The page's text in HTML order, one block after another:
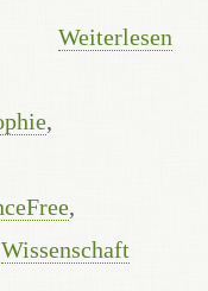
Weiterlesen
,
,
Wissenschaft